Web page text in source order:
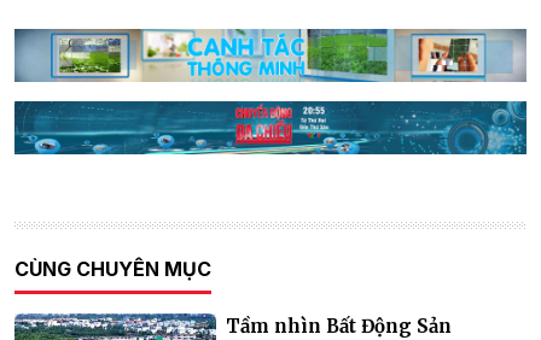
CÙNG CHUYÊN MỤC
Tầm nhìn Bất Động Sản